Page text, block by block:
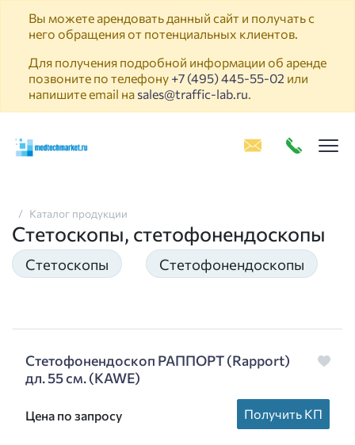
Вы можете арендовать данный сайт и получать с
него обращения от потенциальных клиентов.
Для получения подробной информации об аренде
позвоните по телефону +7 (495) 445-55-02 или
напишите email на sales@traffic-lab.ru.
Каталог продукции
Стетоскопы, стетофонендоскопы
Стетоскопы Стетофонендоскопы
Стетофонендоскоп РАППОРТ (Rapport)
дл. 55 см. (KAWE)
Цена по запросу Получить КП